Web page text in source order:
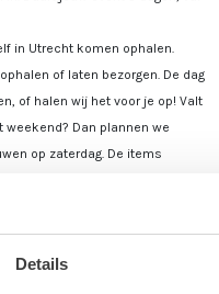
Details
in Utrecht komen ophalen.
of laten bezorgen. De dag
of halen wij het voor je op! Valt
weekend? Dan plannen we
op zaterdag. De items
of zondag en we zijn dan ook
of terugbrengen van de